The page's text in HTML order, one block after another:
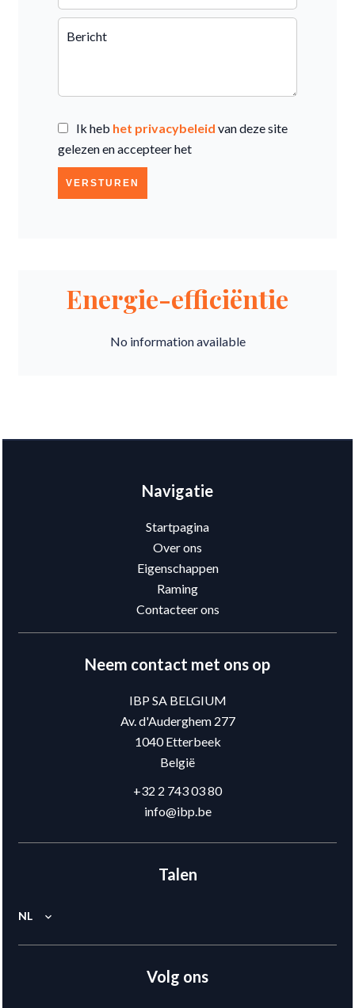
Ik heb het privacybeleid van deze site
gelezen en accepteer het
VERSTUREN
Energie-efficiëntie
No information available
Navigatie
Startpagina
Over ons
Eigenschappen
Raming
Contacteer ons
Neem contact met ons op
IBP SA BELGIUM
Av. d'Auderghem 277
1040Etterbeek
België
+32 2 743 03 80
info@ibp.be
Talen
NL
Volg ons